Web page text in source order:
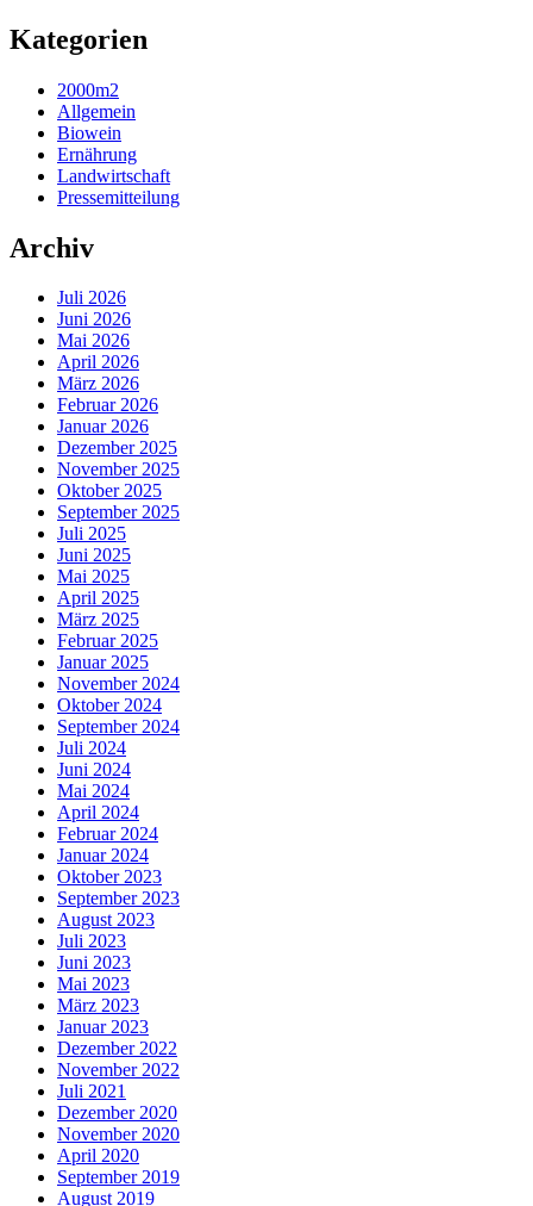
Kategorien
2000m2
Allgemein
Biowein
Ernährung
Landwirtschaft
Pressemitteilung
Archiv
Juli 2026
Juni 2026
Mai 2026
April 2026
März 2026
Februar 2026
Januar 2026
Dezember 2025
November 2025
Oktober 2025
September 2025
Juli 2025
Juni 2025
Mai 2025
April 2025
März 2025
Februar 2025
Januar 2025
November 2024
Oktober 2024
September 2024
Juli 2024
Juni 2024
Mai 2024
April 2024
Februar 2024
Januar 2024
Oktober 2023
September 2023
August 2023
Juli 2023
Juni 2023
Mai 2023
März 2023
Januar 2023
Dezember 2022
November 2022
Juli 2021
Dezember 2020
November 2020
April 2020
September 2019
August 2019